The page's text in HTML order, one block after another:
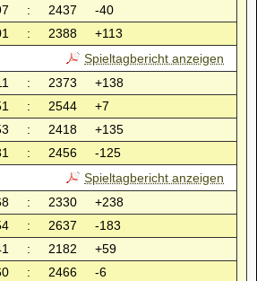
: 2437
-40
: 2388
+113
Spieltagbericht anzeigen
: 2373
+138
: 2544
+7
: 2418
+135
: 2456
-125
Spieltagbericht anzeigen
: 2330
+238
: 2637
-183
: 2182
+59
: 2466 -6